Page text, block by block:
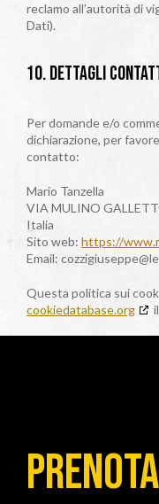
reclamo all’autorità di
Dati).
10. Dettagli
Per domande e/o
dichiarazione, per
contatto:
Mario Tanzella
VIA MULINO
Italia
Sito web: https://
Email: cozzigiuseppe@
Questa politica sui
cookiedatabase.org